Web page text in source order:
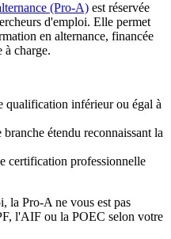
(Pro-A) est réservée
d'emploi. Elle permet
en alternance, financée
à charge.
qualification inférieur ou égal à
étendu reconnaissant la
certification professionnelle
la Pro-A ne vous est pas
l'AIF ou la POEC selon votre